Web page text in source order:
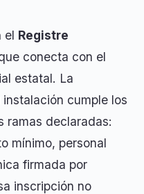
el Registre
conecta con el
estatal. La
cumple los
ramas declaradas:
mínimo, personal
firmada por
inscripción no